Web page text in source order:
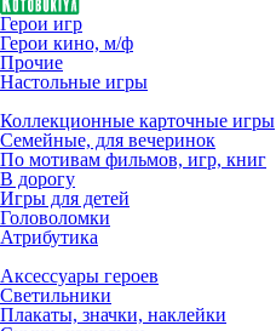
Герои игр
Герои кино, м/ф
Прочие
Настольные игры
Коллекционные карточные игры
Семейные, для вечеринок
По мотивам фильмов, игр, книг
В дорогу
Игры для детей
Головоломки
Атрибутика
Аксессуары героев
Светильники
Плакаты, значки, наклейки